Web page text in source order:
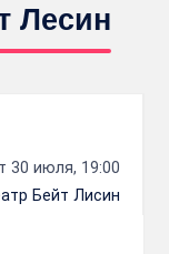
Лесин
30 июля, 19:00
Бейт Лисин